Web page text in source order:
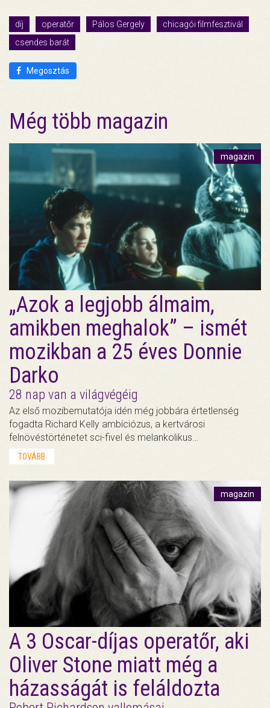
díj operatőr Pálos Gergely
chicagói filmfesztivál
csendes barát
Megosztás
Még több magazin
magazin
„Azok a legjobb álmaim,
amikben meghalok” – ismét
mozikban a 25 éves Donnie
Darko
28 nap van a világvégéig
Az első mozibemutatója idén még jobbára értetlenség
fogadta Richard Kelly ambíciózus, a kertvárosi
felnövéstörténetet sci-fivel és melankolikus…
TOVÁBB
magazin
A 3 Oscar-díjas operatőr, aki
Oliver Stone miatt még a
házasságát is feláldozta